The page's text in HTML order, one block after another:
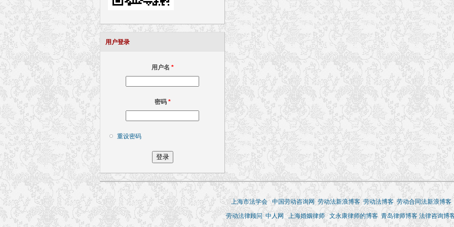
用户登录
用户名 *
密码 *
重设密码
上海市法学会 中国劳动咨询网 劳动法新浪博客 劳动法博客 劳动合同法新浪博客
劳动法律顾问 中人网 上海婚姻律师 文永康律师的博客 青岛律师博客法律咨询博